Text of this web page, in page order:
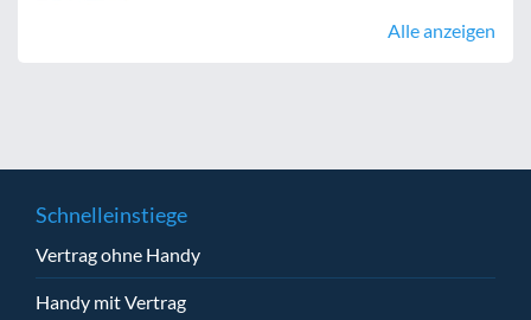
Alle anzeigen
Schnelleinstiege
Vertrag ohne Handy
Handy mit Vertrag